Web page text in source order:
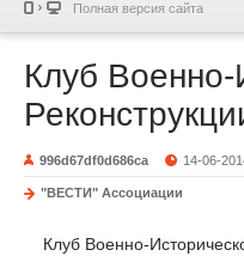
Полная версия сайта
Клуб Военно-
996d67df0d686ca 14-06-
"ВЕСТИ" Ассоциации
Клуб Военно-